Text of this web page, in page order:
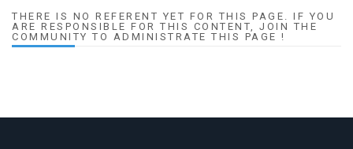
THERE IS NO REFERENT YET FOR THIS PAGE. IF YOU
ARE RESPONSIBLE FOR THIS CONTENT, JOIN THE
COMMUNITY TO ADMINISTRATE THIS PAGE !